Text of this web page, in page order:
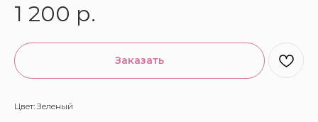
1 200 р.
Заказать
Цвет: Зеленый